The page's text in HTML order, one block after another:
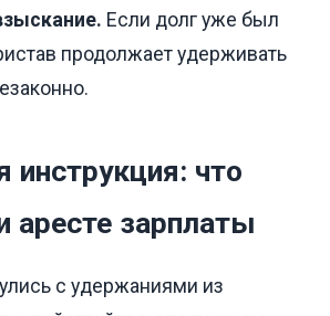
Если долг уже был
продолжает удерживать
инструкция: что
аресте зарплаты
с удержаниями из